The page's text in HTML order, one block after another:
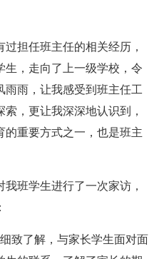
担任班主任的相关经历，
生，走向了上一级学校，令
雨，让我感受到班主任工
，更让我深深地认识到，
的重要方式之一，也是班主
班学生进行了一次家访，
致了解，与家长学生面对面